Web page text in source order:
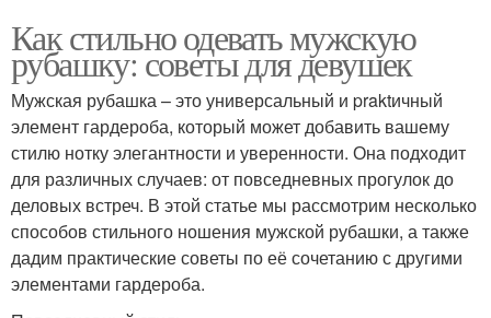
Как стильно одевать мужскую
рубашку: советы для девушек
Мужская рубашка – это универсальный и praktичный
элемент гардероба, который может добавить вашему
стилю нотку элегантности и уверенности. Она подходит
для различных случаев: от повседневных прогулок до
деловых встреч. В этой статье мы рассмотрим несколько
способов стильного ношения мужской рубашки, а также
дадим практические советы по её сочетанию с другими
элементами гардероба.